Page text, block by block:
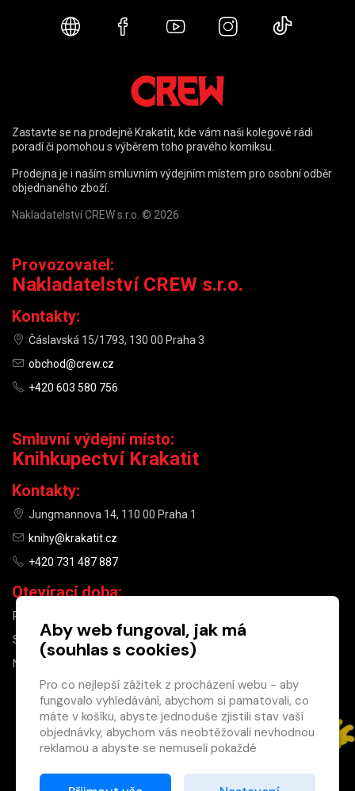
×
Máte u nás již
registrovaný
účet?
Webové stránky
FacebookYouTubeInstagram
Zastavte se na prodejně Krakatit, kde vám naši kolegové rádi
poradí či pomohou s výběrem toho pravého komiksu.
Prodejna je i naším smluvním výdejním místem pro osobní odběr
objednaného zboží.
Nakladatelství CREW s.r.o. © 2026
Provozovatel:
Nakladatelství CREW s.r.o.
Kontakty:
Čáslavská 15/1793, 130 00 Praha 3
obchod@crew.cz
+420 603 580 756
Smluvní výdejní místo:
Knihkupectví Krakatit
Kontakty:
Jungmannova 14, 110 00 Praha 1
knihy@krakatit.cz
+420 731 487 887
Otevírací doba:
PO–PÁ
SO
10:00–13:00
NE
Aby web fungoval, jak má
(souhlas s cookies)
Pro co nejlepší zážitek z procházení webu - aby
fungovalo vyhledávání, abychom si pamatovali, co
máte v košíku, abyste jednoduše zjistili stav vaší
objednávky, abychom vás neobtěžovali nevhodnou
reklamou a abyste se nemuseli pokaždé